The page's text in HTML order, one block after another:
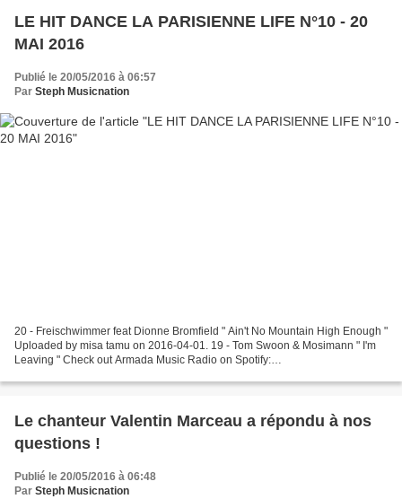
LE HIT DANCE LA PARISIENNE LIFE N°10 - 20
MAI 2016
Publié le 20/05/2016 à 06:57
Par Steph Musicnation
20 - Freischwimmer feat Dionne Bromfield " Ain't No Mountain High Enough "
Uploaded by misa tamu on 2016-04-01. 19 - Tom Swoon & Mosimann " I'm
Leaving " Check out Armada Music Radio on Spotify:
Le chanteur Valentin Marceau a répondu à nos
questions !
Publié le 20/05/2016 à 06:48
Par Steph Musicnation